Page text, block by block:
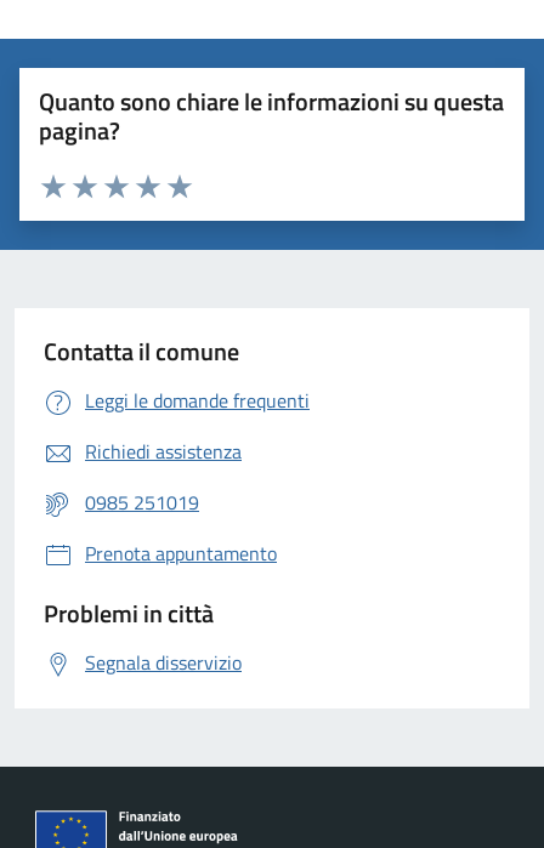
Quanto sono chiare le informazioni su questa
pagina?
Valuta 5 stelle su 5
Valuta 4 stelle su 5
Valuta 3 stelle su 5
Valuta 2 stelle su 5
Valuta 1 stelle su 5
Contatta il comune
Leggi le domande frequenti
Richiedi assistenza
0985 251019
Prenota appuntamento
Problemi in città
Segnala disservizio